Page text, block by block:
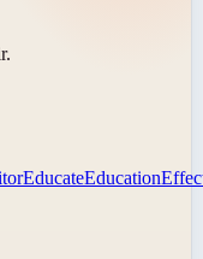
.
EducateEducation